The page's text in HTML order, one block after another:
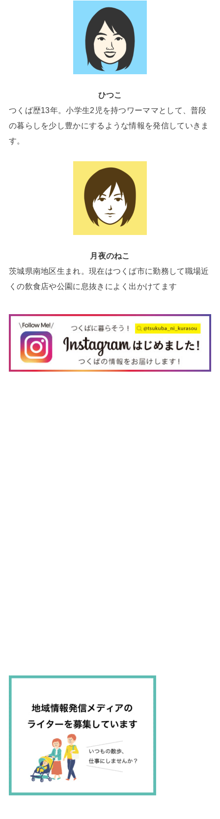
ひつこ
つくば歴13年。小学生2児を持つワーママとして、普段
の暮らしを少し豊かにするような情報を発信していきま
す。
月夜のねこ
茨城県南地区生まれ。現在はつくば市に勤務して職場近
くの飲食店や公園に息抜きによく出かけてます